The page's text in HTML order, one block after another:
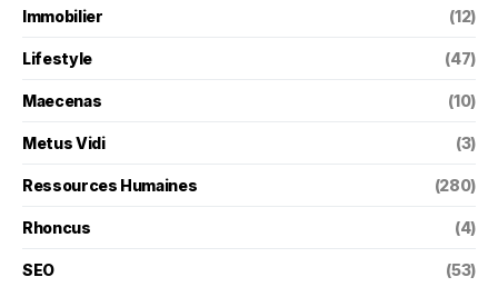
Immobilier (12)
Lifestyle (47)
Maecenas (10)
Metus Vidi (3)
Ressources Humaines (280)
Rhoncus (4)
SEO (53)